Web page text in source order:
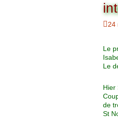
Brut Dames
24
Le
Le
Hier
de
St